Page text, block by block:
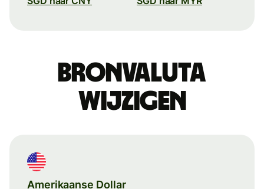
Bronvaluta
wijzigen
Amerikaanse Dollar